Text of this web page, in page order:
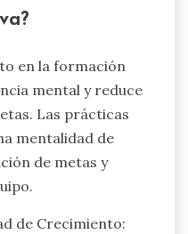
en la formación
mental y reduce
Las prácticas
mentalidad de
de metas y
de Crecimiento: